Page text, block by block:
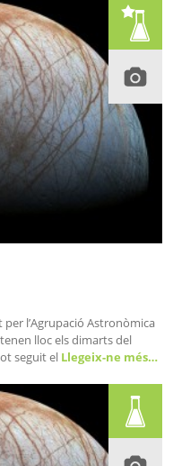
l’Agrupació Astronòmica
lloc els dimarts del
seguit el Llegeix-ne més…